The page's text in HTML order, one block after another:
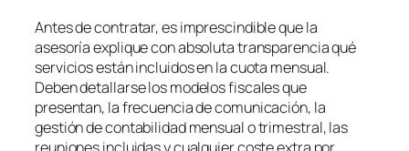
Antes de contratar, es imprescindible que la
asesoría explique con absoluta transparencia qué
servicios están incluidos en la cuota mensual.
Deben detallarse los modelos fiscales que
presentan, la frecuencia de comunicación, la
gestión de contabilidad mensual o trimestral, las